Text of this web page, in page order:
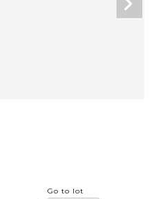
Go to lot